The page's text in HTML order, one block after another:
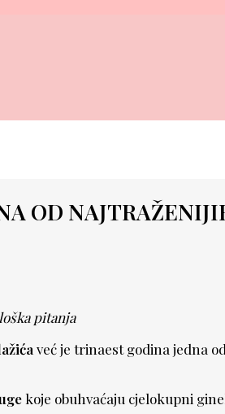
OD
pitanja
već je trinaest godina jedna
koje obuhvaćaju cjelokupni